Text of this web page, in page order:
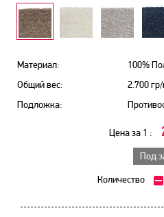
Материал:
100%
Общий вес:
2.700 гр/
Подложка:
Цена за 1 :
Под
Количество